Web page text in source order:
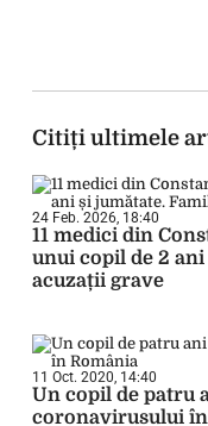
Citiți ultimele
24 Feb. 2026, 18:40
11 medici din
unui copil de 2
acuzații grave
11 Oct. 2020, 14:40
Un copil de patru
coronavirusului